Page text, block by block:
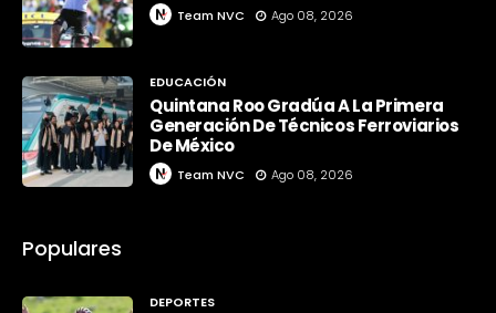
Team NVC Ago 08, 2026
EDUCACIÓN
Quintana Roo Gradúa A La Primera
Generación De Técnicos Ferroviarios
De México
Team NVC Ago 08, 2026
Populares
DEPORTES